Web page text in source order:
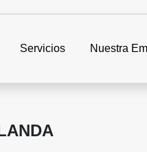
Servicios Nuestra